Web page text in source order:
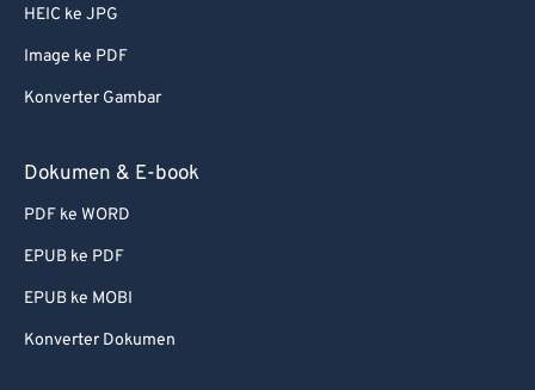
HEIC ke JPG
Image ke PDF
Konverter Gambar
Dokumen & E-book
PDF ke WORD
EPUB ke PDF
EPUB ke MOBI
Konverter Dokumen